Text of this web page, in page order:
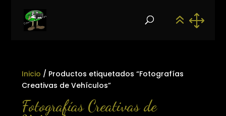
Inicio / Productos etiquetados “Fotografías
Creativas de Vehículos”
Fotografías Creativas de